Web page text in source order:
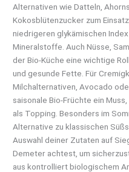
Alternativen wie Datteln,
Kokosblütenzucker zum
niedrigeren glykämischen
Mineralstoffe. Auch Nüsse,
der Bio-Küche eine wichtige
und gesunde Fette. Für
Milchalternativen, Avocado
saisonale Bio-Früchte ein
als Topping. Besonders im
Alternative zu klassischen
Auswahl deiner Zutaten auf
Demeter achtest, um
aus kontrolliert biologischem